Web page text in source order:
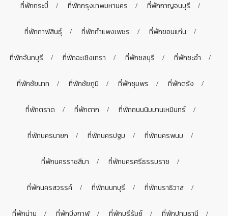
ที่พักกระบี่ ที่พักกรุงเทพมหานคร ที่พักกาญจนบุรี
ที่พักกาฬสินธุ์ ที่พักกำแพงเพชร ที่พักขอนแก่น
ที่พักจันทบุรี ที่พักฉะเชิงเทรา ที่พักชลบุรี ที่พักชะอำ
ที่พักชัยนาท ที่พักชัยภูมิ ที่พักชุมพร ที่พักตรัง
ที่พักตราด ที่พักตาก ที่พักถนนนิมมานเหมินทร์
ที่พักนครนายก ที่พักนครปฐม ที่พักนครพนม
ที่พักนครราชสีมา ที่พักนครศรีธรรมราช
ที่พักนครสวรรค์ ที่พักนนทบุรี ที่พักนราธิวาส
ที่พักน่าน ที่พักบึงกาฬ ที่พักบุรีรัมย์ ที่พักปทุมธานี